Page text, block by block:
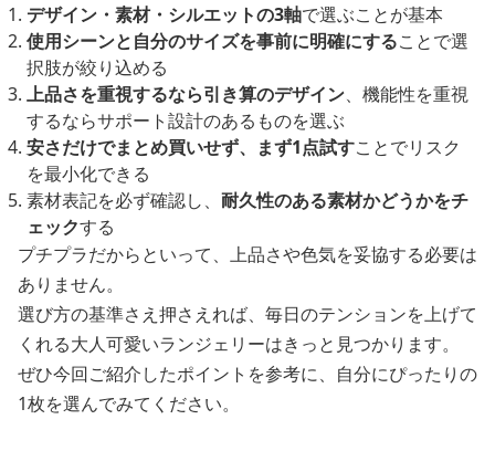
デザイン・素材・シルエットの3軸で選ぶことが基本
使用シーンと自分のサイズを事前に明確にすることで選
択肢が絞り込める
上品さを重視するなら引き算のデザイン、機能性を重視
するならサポート設計のあるものを選ぶ
安さだけでまとめ買いせず、まず1点試すことでリスク
を最小化できる
素材表記を必ず確認し、 耐久性のある素材かどうかをチ
ェックする
プチプラだからといって、上品さや色気を妥協する必要は
ありません。
選び方の基準さえ押さえれば、毎日のテンションを上げて
くれる大人可愛いランジェリーはきっと見つかります。
ぜひ今回ご紹介したポイントを参考に、自分にぴったりの
1枚を選んでみてください。